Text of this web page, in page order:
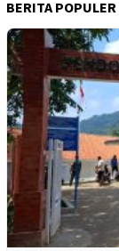
BERITA POPULER